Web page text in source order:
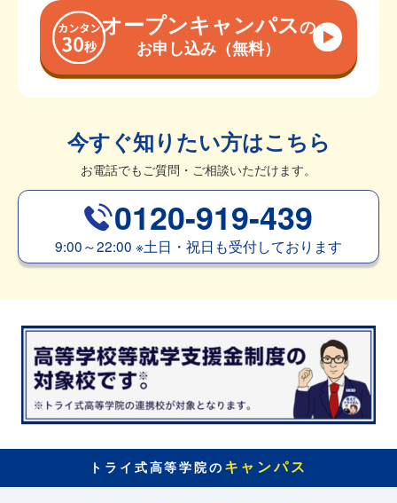
オープンキャンパスの
お申し込み（無料）
今すぐ知りたい方はこちら
お電話でもご質問・ご相談いただけます。
0120-919-439
9:00～22:00 ※土日・祝日も受付しております
トライ式高等学院の キャンパス